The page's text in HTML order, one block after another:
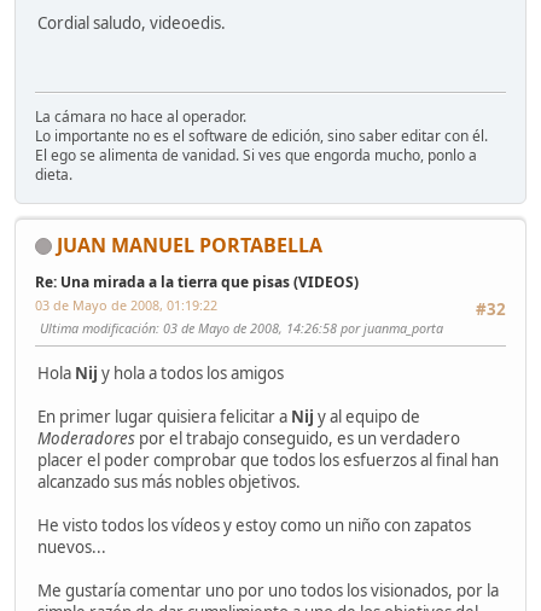
Cordial saludo, videoedis.
La cámara no hace al operador.
Lo importante no es el software de edición, sino saber editar con él.
El ego se alimenta de vanidad. Si ves que engorda mucho, ponlo a
dieta.
JUAN MANUEL PORTABELLA
Re: Una mirada a la tierra que pisas (VIDEOS)
#32
03 de Mayo de 2008, 01:19:22
Ultima modificación: 03 de Mayo de 2008, 14:26:58 por juanma_porta
Hola Nij y hola a todos los amigos
En primer lugar quisiera felicitar a Nij y al equipo de
Moderadores por el trabajo conseguido, es un verdadero
placer el poder comprobar que todos los esfuerzos al final han
alcanzado sus más nobles objetivos.
He visto todos los vídeos y estoy como un niño con zapatos
nuevos...
Me gustaría comentar uno por uno todos los visionados, por la